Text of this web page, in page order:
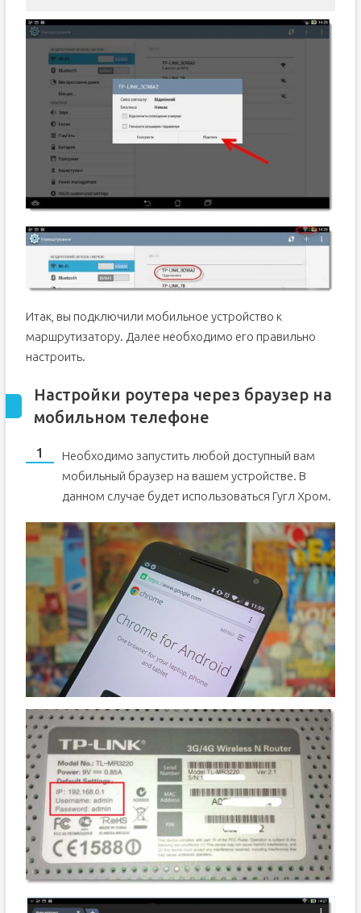
Итак, вы подключили мобильное устройство к
маршрутизатору. Далее необходимо его правильно
настроить.
Настройки роутера через браузер на
мобильном телефоне
Необходимо запустить любой доступный вам
мобильный браузер на вашем устройстве. В
данном случае будет использоваться Гугл Хром.